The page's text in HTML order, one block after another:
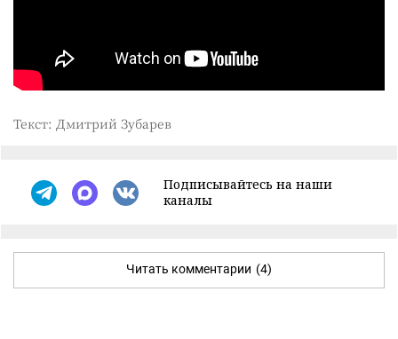
Текст: Дмитрий Зубарев
Подписывайтесь на наши
каналы
Читать комментарии (4)